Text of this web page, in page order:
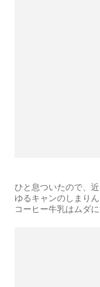
ひと息ついたので、
ゆるキャンのしまり
コーヒー牛乳はムダ